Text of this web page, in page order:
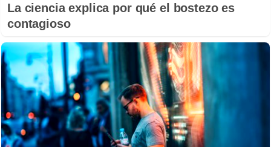
La ciencia explica por qué el bostezo es
contagioso